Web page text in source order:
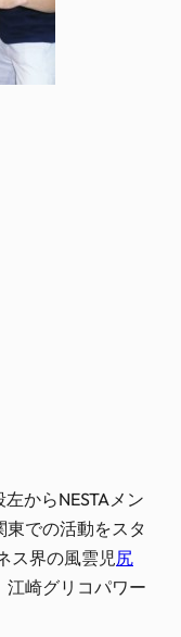
からNESTAメン
東での活動をスタ
ス界の風雲児尻
江崎グリコパワー